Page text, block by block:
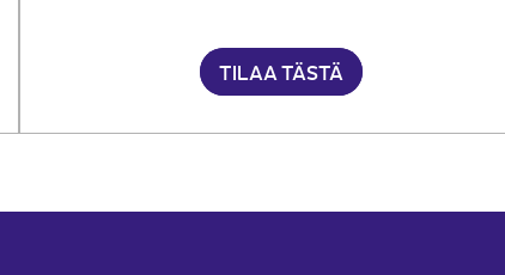
TILAA TÄSTÄ